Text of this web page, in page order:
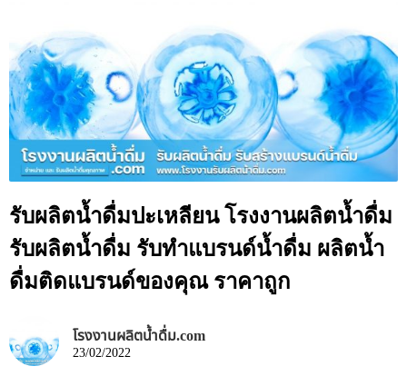
รับผลิตน้ำดื่มปะเหลียน โรงงานผลิตน้ำดื่ม
รับผลิตน้ำดื่ม รับทำแบรนด์น้ำดื่ม ผลิตน้ำ
ดื่มติดแบรนด์ของคุณ ราคาถูก
โรงงานผลิตน้ำดื่ม.com
23/02/2022